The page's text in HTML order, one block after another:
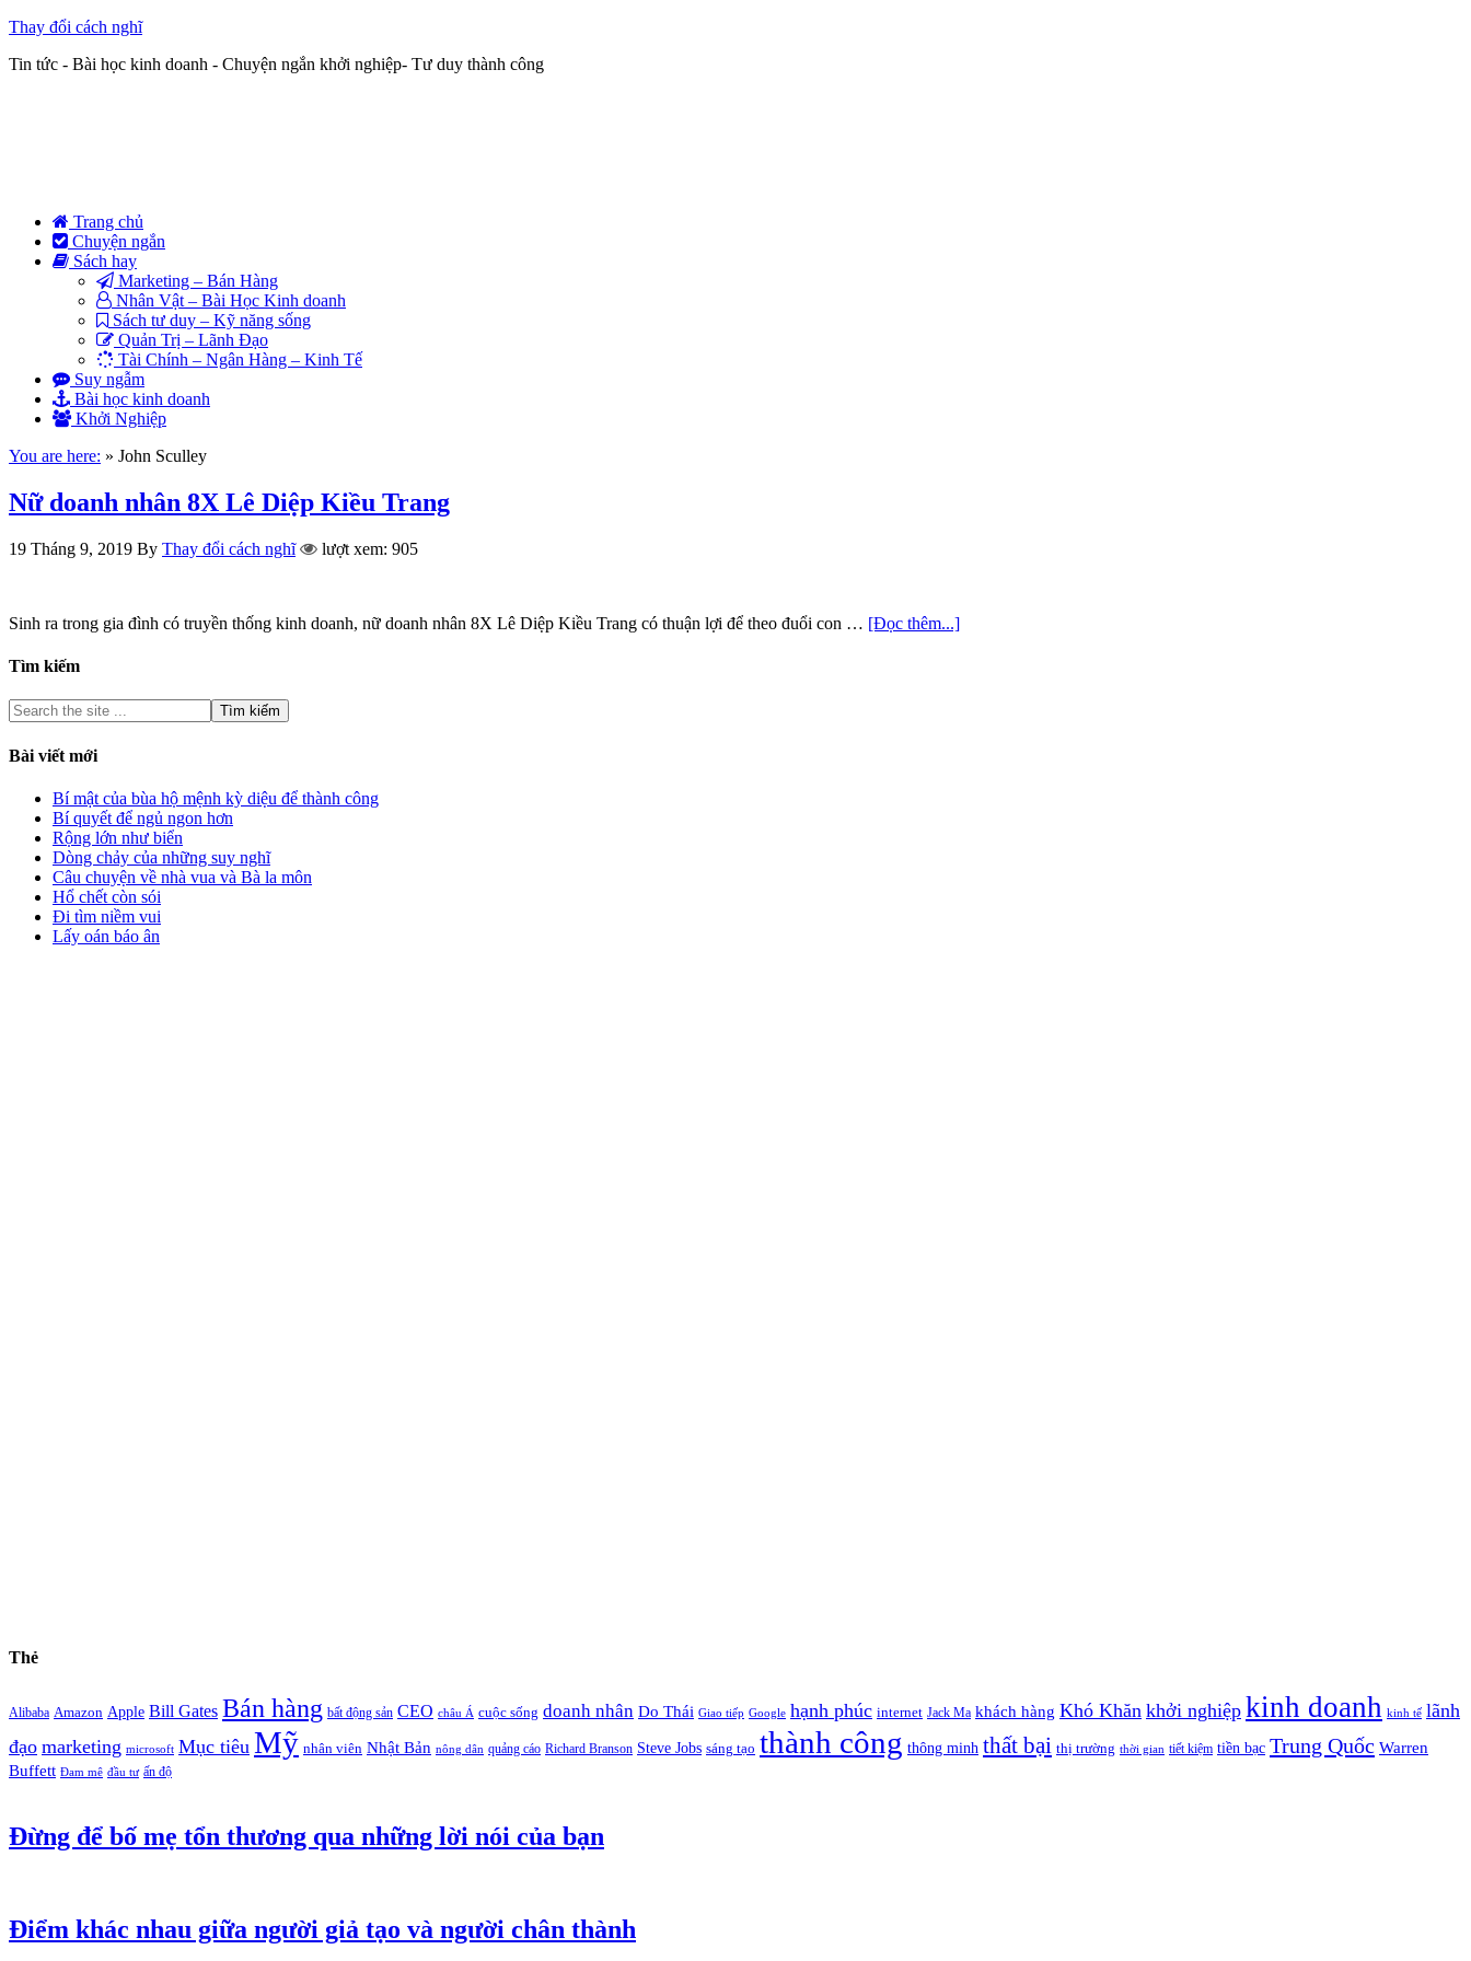
Thay đổi cách nghĩ
Tin tức - Bài học kinh doanh - Chuyện ngắn khởi nghiệp- Tư duy thành công
Trang chủ
Chuyện ngắn
Sách hay
Marketing – Bán Hàng
Nhân Vật – Bài Học Kinh doanh
Sách tư duy – Kỹ năng sống
Quản Trị – Lãnh Đạo
Tài Chính – Ngân Hàng – Kinh Tế
Suy ngẫm
Bài học kinh doanh
Khởi Nghiệp
You are here: » John Sculley
Nữ doanh nhân 8X Lê Diệp Kiều Trang
19 Tháng 9, 2019 By Thay đổi cách nghĩ lượt xem: 905
Sinh ra trong gia đình có truyền thống kinh doanh, nữ doanh nhân 8X Lê Diệp Kiều Trang có thuận lợi để theo đuổi con … [Đọc thêm...]
Tìm kiếm
Bài viết mới
Bí mật của bùa hộ mệnh kỳ diệu để thành công
Bí quyết để ngủ ngon hơn
Rộng lớn như biển
Dòng chảy của những suy nghĩ
Câu chuyện về nhà vua và Bà la môn
Hổ chết còn sói
Đi tìm niềm vui
Lấy oán báo ân
Thẻ
Alibaba Amazon Apple Bill Gates Bán hàng bất động sản CEO châu Á cuộc sống doanh nhân Do Thái Giao tiếp Google hạnh phúc internet Jack Ma khách hàng Khó Khăn khởi nghiệp kinh doanh kinh tế lãnh
đạo marketing microsoft Mục tiêu Mỹ nhân viên Nhật Bản nông dân quảng cáo Richard Branson Steve Jobs sáng tạo thành công thông minh thất bại thị trường thời gian tiết kiệm tiền bạc Trung Quốc Warren
Buffett Đam mê đầu tư ấn độ
Đừng để bố mẹ tổn thương qua những lời nói của bạn
Điểm khác nhau giữa người giả tạo và người chân thành